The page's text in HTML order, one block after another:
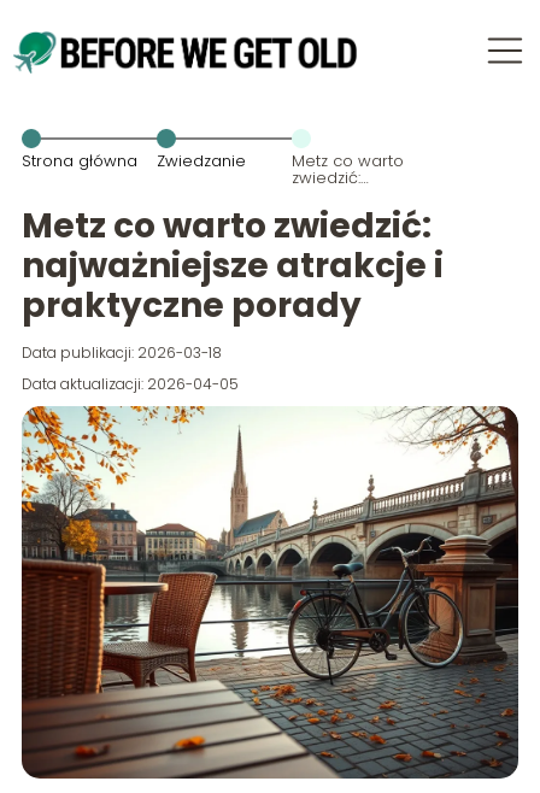
Strona główna Zwiedzanie Metz co warto
zwiedzić:
atrakcje i
praktyczne
porady
Metz co warto zwiedzić:
najważniejsze atrakcje i
praktyczne porady
Data publikacji: 2026-03-18
Data aktualizacji: 2026-04-05